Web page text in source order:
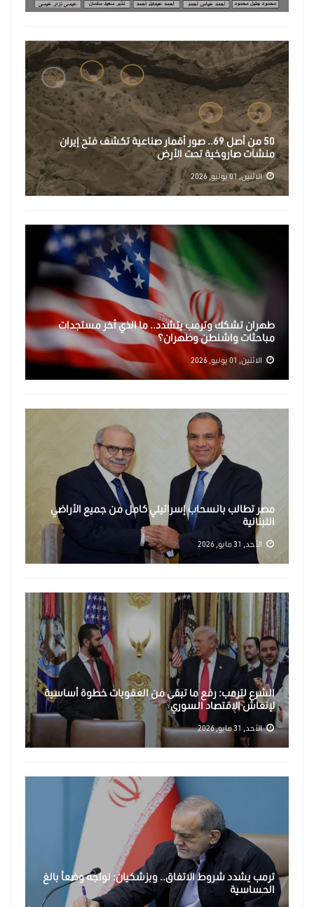
50 من أصل 69.. صور أقمار صناعية تكشف فتح إيران
منشآت صاروخية تحت الأرض
الاثنين, 01 يونيو, 2026
طهران تشكك وترمب يتشدد.. ما الذي أخر مستجدات
مباحثات واشنطن وطهران؟
الاثنين, 01 يونيو, 2026
مصر تطالب بانسحاب إسرائيلي كامل من جميع الأراضي
اللبنانية
الأحد, 31 مايو, 2026
الشرع لترمب: رفع ما تبقى من العقوبات خطوة أساسية
لإنعاش الاقتصاد السوري
الأحد, 31 مايو, 2026
ترمب يشدد شروط الاتفاق.. وبزشكيان: نواجه وضعاً بالغ
الحساسية